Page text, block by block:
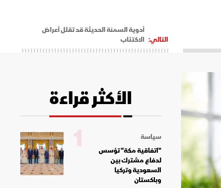
التالي:
أدوية السمنة الحديثة قد تقلل أعراض
الاكتئاب
الأكثر قراءة
سياسة
"اتفاقية مكة" تؤسس
لدفاع مشترك بين
السعودية وتركيا
وباكستان
1